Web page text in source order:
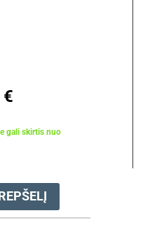
€
gali skirtis nuo